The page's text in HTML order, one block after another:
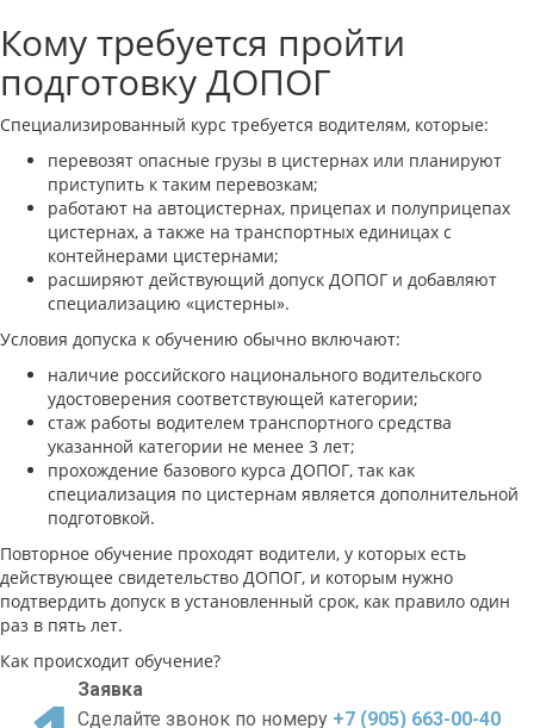
Кому требуется пройти
подготовку ДОПОГ
Специализированный курс требуется водителям, которые:
перевозят опасные грузы в цистернах или планируют
приступить к таким перевозкам;
работают на автоцистернах, прицепах и полуприцепах
цистернах, а также на транспортных единицах с
контейнерами цистернами;
расширяют действующий допуск ДОПОГ и добавляют
специализацию «цистерны».
Условия допуска к обучению обычно включают:
наличие российского национального водительского
удостоверения соответствующей категории;
стаж работы водителем транспортного средства
указанной категории не менее 3 лет;
прохождение базового курса ДОПОГ, так как
специализация по цистернам является дополнительной
подготовкой.
Повторное обучение проходят водители, у которых есть
действующее свидетельство ДОПОГ, и которым нужно
подтвердить допуск в установленный срок, как правило один
раз в пять лет.
Как происходит обучение?
Заявка
Сделайте звонок по номеру +7 (905) 663-00-40